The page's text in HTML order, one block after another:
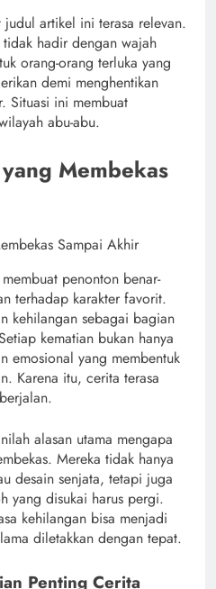
judul artikel ini terasa relevan.
hadir dengan wajah
orang-orang terluka yang
demi menghentikan
Situasi ini membuat
abu-abu.
Membekas
penonton benar-
terhadap karakter favorit.
kehilangan sebagai bagian
kematian bukan hanya
emosional yang membentuk
Karena itu, cerita terasa
alasan utama mengapa
Mereka tidak hanya
desain senjata, tetapi juga
yang disukai harus pergi.
kehilangan bisa menjadi
diletakkan dengan tepat.
Penting Cerita